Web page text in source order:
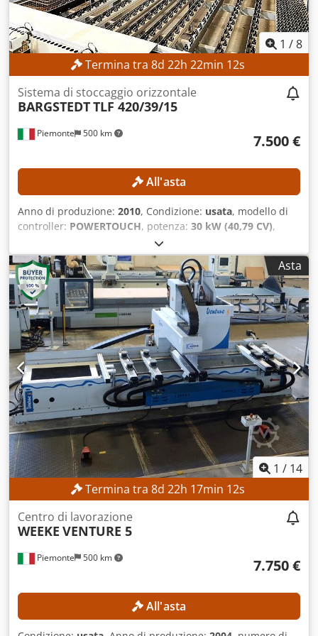
il diritto di ispezionare la merce prima del ritiro e si
assume la responsabilità dell'installazione, del fissaggio e
dell'utilizzo della macchina nel luogo di destinazione.
Riferimento esterno: 6645
1 /8
Termina tra8d22h22min9s
Piemonte 500 km
Sistema di stoccaggio orizzontale
BARGSTEDTTLF 420/39/15
7.500 €
All'asta
Anno di produzione: 2010, Condizione: usata, modello di
controller: POWERTOUCH, potenza: 30 kW (40,79 CV),
18.800 mm
pezzo (max):15.000 mm, avanzamento asse X:80 m/min,
CARATTERISTICHE TECNICHE Lunghezza del pezzo: 18.800
mm Larghezza del pezzo: 15.000 mm Lunghezza minima
della lastra: 2.000 mm Lunghezza massima della lastra:
4.300 mm Larghezza minima della lastra: 800 mm
Larghezza massima della lastra: 2.200 mm Velocità di
avanzamento massima: 80 m/min CARATTERISTICHE DELLA
MACCHINA Dsdozmtmnepfx Andowa Sistema di controllo:
POWERTOUCH Potenza totale assorbita: 30 kW ACCESSORI
Marcatura CE La macchina viene venduta e consegnata
nello stato in cui si trova, sia dal punto di vista fisico che
legale («vista e piaciuta»), sulla base di documentazione
fotografica e di materiale tecnico/commerciale a carattere
descrittivo. L'acquirente ha il diritto di ispezionare la
merce prima del ritiro e si assume la responsabilità
dell'installazione, del fissaggio e dell'utilizzo della
macchina presso la destinazione finale. Riferimento
esterno: 5107
Asta
1 / 14
Termina tra8d22h17min9s
Piemonte 500 km
Centro di lavorazione
WEEKE VENTURE 5
7.750 €
All'asta